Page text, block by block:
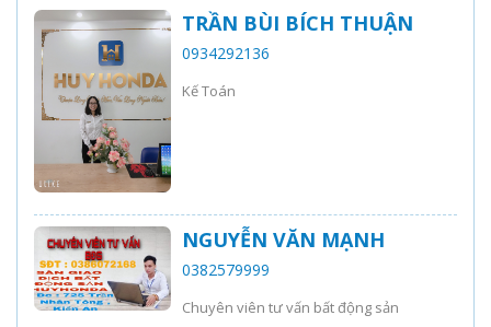
TRẦN BÙI BÍCH THUẬN
0934292136
Kế Toán
NGUYỄN VĂN MẠNH
0382579999
Chuyên viên tư vấn bất động sản